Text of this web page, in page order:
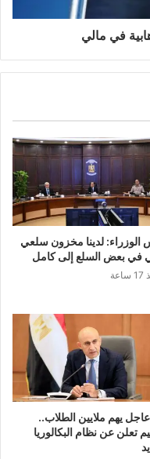
في مالي
الوزراء: لدينا مخزون سلعي
في بعض السلع إلى كامل
يهم ملايين الطلاب..
تعلن عن نظام البكالوريا